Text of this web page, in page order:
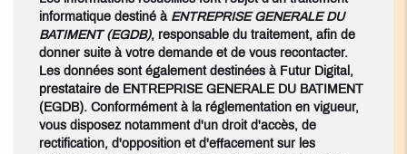
informatique destiné àENTREPRISE GENERALE DU
BATIMENT (EGDB), responsable du traitement, afin de
donner suite à votre demande et de vous recontacter.
Les données sont également destinées à Futur Digital,
prestataire de ENTREPRISE GENERALE DU BATIMENT
(EGDB). Conformément à la réglementation en vigueur,
vous disposez notamment d'un droit d'accès, de
rectification, d'opposition et d'effacement sur les